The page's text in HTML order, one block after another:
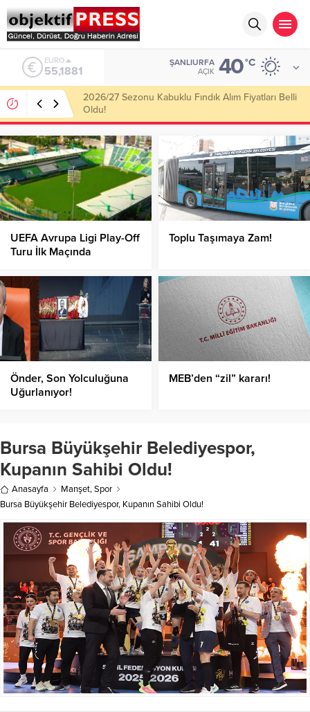
ALTIN
6.660,55
ŞANLIURFA
AÇIK 40°C
Haliliye Belediyesi Her Gün 4 Bin 898 Kişiye Sıcak
Yemek Ulaştırıyor!
UEFA Avrupa Ligi Play-Off
Turu İlk Maçında
Panathinaikos’a Konuk
Oluyor!
Toplu Taşımaya Zam!
Önder, Son Yolculuğuna
Uğurlanıyor!
MEB’den “zil” kararı!
Bursa Büyükşehir Belediyespor,
Kupanın Sahibi Oldu!
Anasayfa Manşet,Spor
Bursa Büyükşehir Belediyespor, Kupanın Sahibi Oldu!